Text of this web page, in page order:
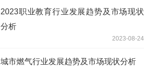
2023职业教育行业发展趋势及市场现状
分析
2023-08-24
城市燃气行业发展趋势及市场现状分析